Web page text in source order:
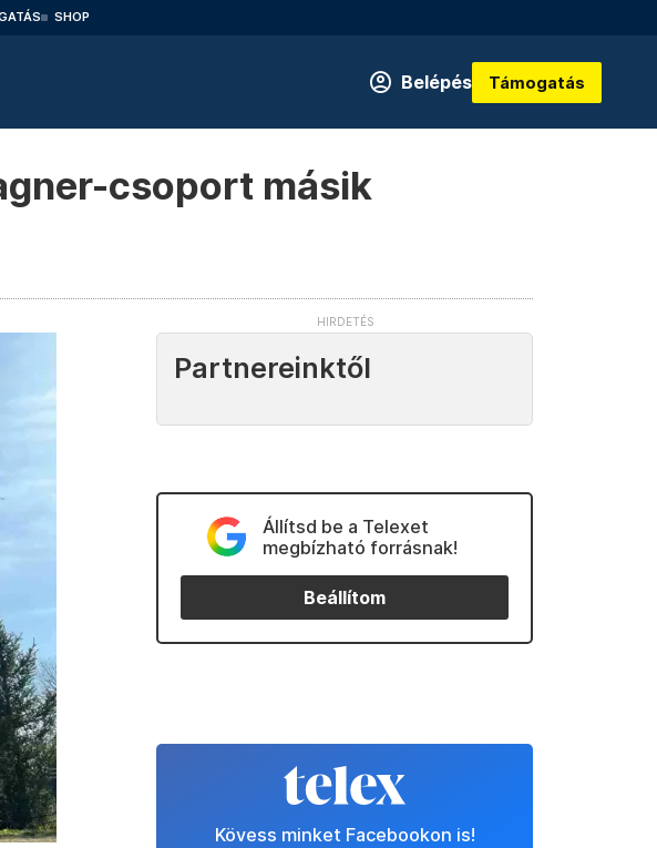
SHOP
Belépés Támogatás
csoport másik
Partnereinktől
Állítsd be a Telexet
megbízható forrásnak!
Beállítom
Kövess minket Facebookon is!